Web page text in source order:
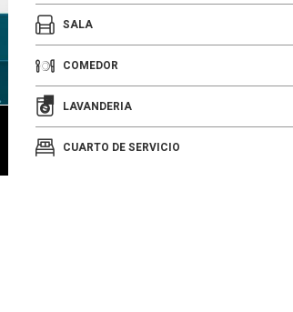
SALA
COMEDOR
LAVANDERIA
CUARTO DE SERVICIO